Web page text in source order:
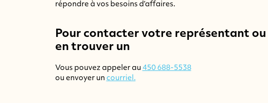
répondre à vos besoins d’affaires.
Pour contacter votre représentant ou
en trouver un
Vous pouvez appeler au 450 688-5538
ou envoyer un courriel.